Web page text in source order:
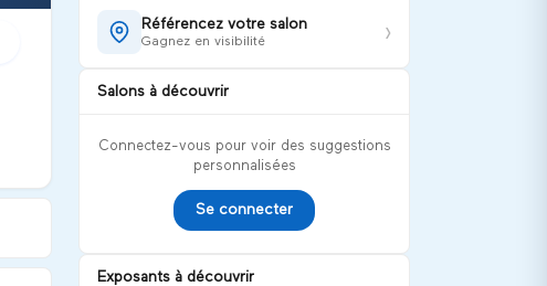
Référencez votre salon
Gagnez en visibilité ›
Salons à découvrir
Connectez-vous pour voir des suggestions
personnalisées
Se connecter
Exposants à découvrir